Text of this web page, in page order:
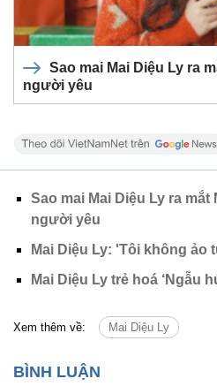
Sao mai Mai Diệu Ly ra
người yêu
Sao mai Mai Diệu Ly ra mắt
người yêu
Mai Diệu Ly: 'Tôi không ảo
Mai Diệu Ly trẻ hoá ‘Ngẫu
Xem thêm về: Mai Diệu Ly